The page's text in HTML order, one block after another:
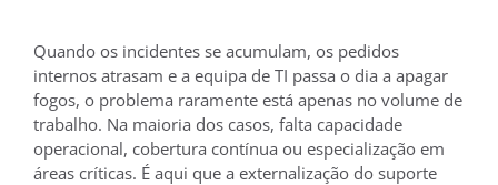
Quando os incidentes se acumulam, os pedidos
internos atrasam e a equipa de TI passa o dia a apagar
fogos, o problema raramente está apenas no volume de
trabalho. Na maioria dos casos, falta capacidade
operacional, cobertura contínua ou especialização em
áreas críticas. É aqui que a externalização do suporte